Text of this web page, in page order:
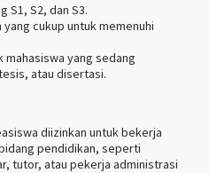
S1, S2, dan S3.
yang cukup untuk memenuhi
mahasiswa yang sedang
atau disertasi.
diizinkan untuk bekerja
pendidikan, seperti
tutor, atau pekerja administrasi